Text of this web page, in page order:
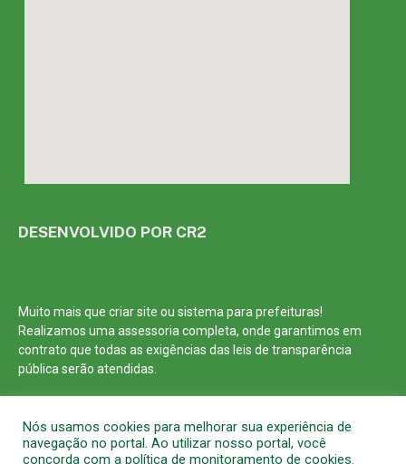
DESENVOLVIDO POR CR2
Muito mais que criar site ou sistema para prefeituras!
Realizamos umaassessoriacompleta, onde garantimos em
contrato que todas as exigências das leis de transparência
públicaserão atendidas.
Nós usamos cookies para melhorar sua experiência de
navegação no portal. Ao utilizar nosso portal, você
concorda com a política de monitoramento de cookies.